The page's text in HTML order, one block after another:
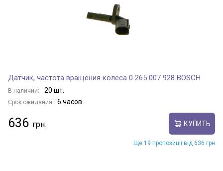
Датчик, частота вращения колеса 0 265 007 928 BOSCH
В наличии: 20 шт.
Срок ожидания: 6 часов
636 КУПИТЬ
Ще 19 пропозиції від 636 грн